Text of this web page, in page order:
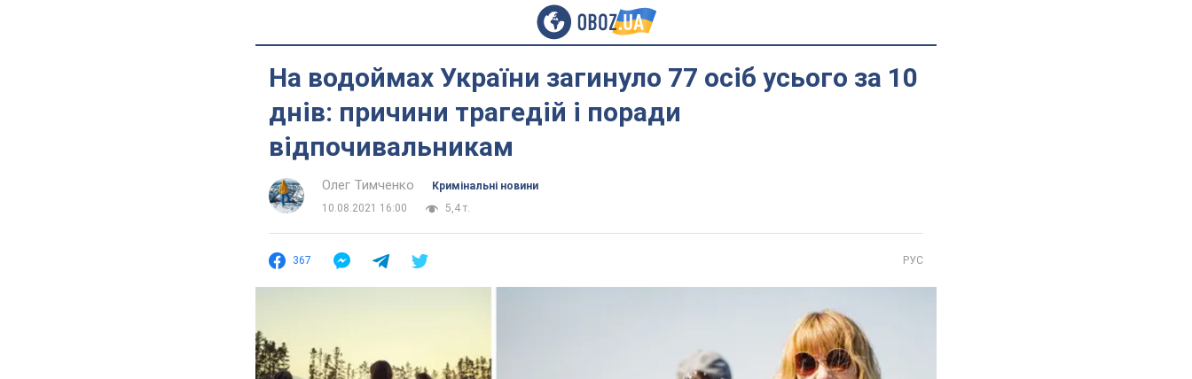
На водоймах України загинуло 77 осіб усього за 10
днів: причини трагедій і поради
відпочивальникам
Олег Тимченко
Кримінальні новини
10.08.2021 16:00
5,4 т.
367 РУС